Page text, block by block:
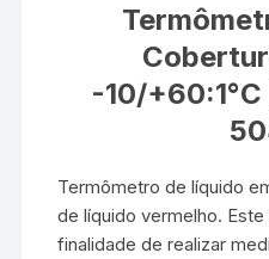
-10/+60:1°C
Termômetro de líquido
de líquido vermelho.
finalidade de realizar